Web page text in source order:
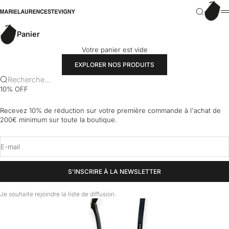
marielaurencestevigny
Recherche
Panier
Panier
Votre panier est vide
EXPLORER NOS PRODUITS
Recherche...
10% OFF
Recevez 10% de réduction sur votre première commande à l'achat de
200€ minimum sur toute la boutique.
E-mail
S'INSCRIRE À LA NEWSLETTER
Je souhaite rejoindre la liste de diffusion.